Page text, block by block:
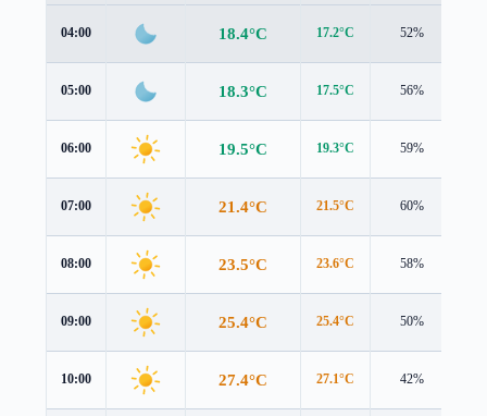
04:00 18.4°C 17.2°C 52%
05:00 18.3°C 17.5°C 56%
06:00 19.5°C 19.3°C 59%
07:00 21.4°C 21.5°C 60%
08:00 23.5°C 23.6°C 58%
09:00 25.4°C 25.4°C 50%
10:00 27.4°C 27.1°C 42%